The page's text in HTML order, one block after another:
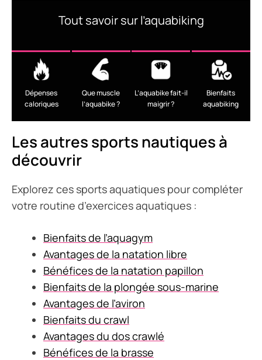
Tout savoir sur l’aquabiking
Dépenses
caloriques
Que muscle
l’aquabike ?
L’aquabike fait-il
maigrir ?
Bienfaits
aquabiking
Les autres sports nautiques à
découvrir
Explorez ces sports aquatiques pour compléter
votre routine d’exercices aquatiques :
Bienfaits de l’aquagym
Avantages de la natation libre
Bénéfices de la natation papillon
Bienfaits de la plongée sous-marine
Avantages de l’aviron
Bienfaits du crawl
Avantages du dos crawlé
Bénéfices de la brasse